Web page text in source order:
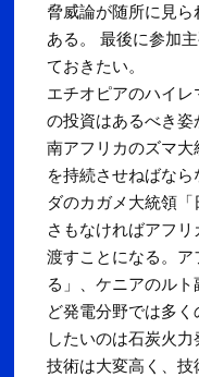
脅威論が随所に見
ある。 最後に参加
ておきたい。
エチオピアのハイ
の投資はあるべき姿
南アフリカのズマ
を持続させねばな
ダのカガメ大統領「
さもなければアフ
渡すことになる。ア
る」、ケニアのル
ど発電分野では多
したいのは石炭火
技術は大変高く、